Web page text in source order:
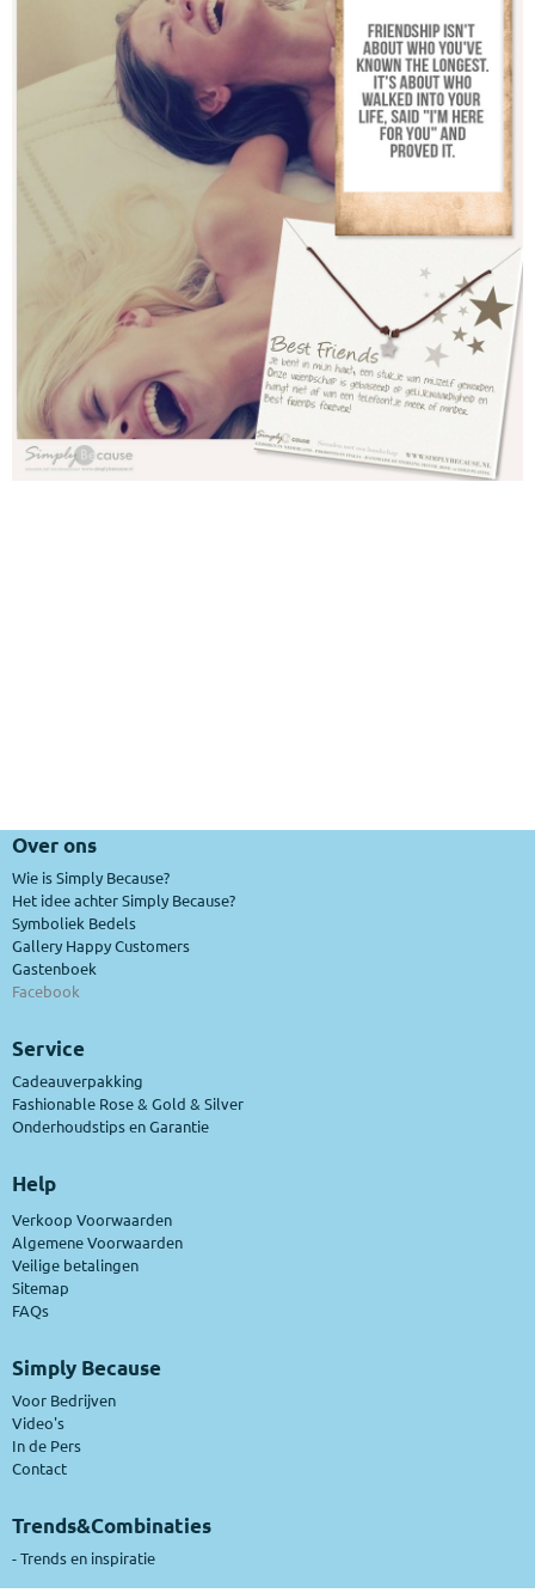
Over ons
Wie is Simply Because?
Het idee achter Simply Because?
Symboliek Bedels
Gallery Happy Customers
Gastenboek
Facebook
Service
Cadeauverpakking
Fashionable Rose & Gold & Silver
Onderhoudstips en Garantie
Help
Verkoop Voorwaarden
Algemene Voorwaarden
Veilige betalingen
Sitemap
FAQs
Simply Because
Voor Bedrijven
Video's
In de Pers
Contact
Trends&Combinaties
-Trends en inspiratie